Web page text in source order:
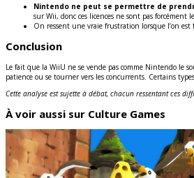
Nintendo ne peut se permettre de
sur Wii, donc ces licences ne sont pas forcément
On ressent une vraie frustration lorsque l’on
Conclusion
Le fait que la WiiU ne se vende pas comme Nintendo le
patience ou se tourner vers les concurrents. Certains
Cette analyse est sujette à débat, chacun ressentant ces
À voir aussi sur Culture Games